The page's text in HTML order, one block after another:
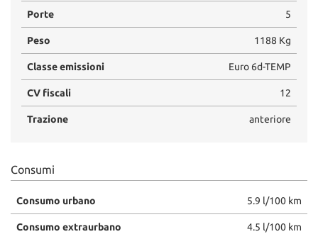
Porte 5
Peso 1188 Kg
Classe emissioni Euro 6d-TEMP
CV fiscali 12
Trazione anteriore
Consumi
Consumo urbano 5.9 l/100 km
Consumo extraurbano 4.5 l/100 km